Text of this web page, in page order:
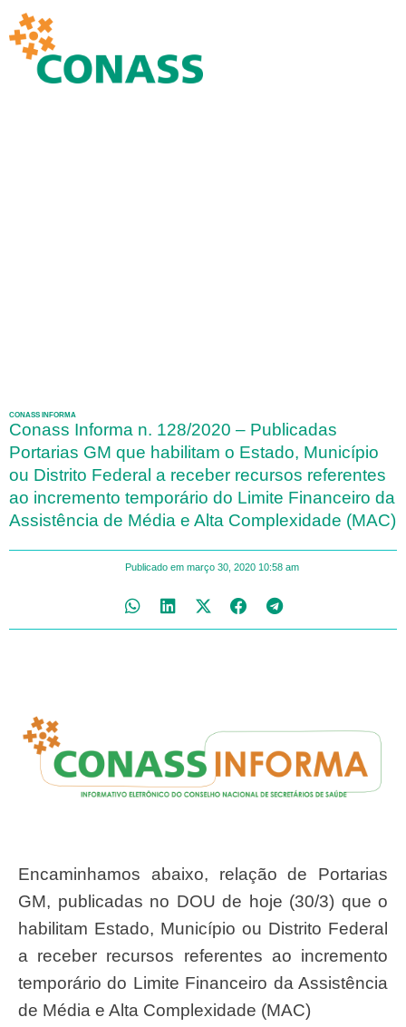
CONASS INFORMA
Conass Informa n. 128/2020 – Publicadas
Portarias GM que habilitam o Estado, Município
ou Distrito Federal a receber recursos referentes
ao incremento temporário do Limite Financeiro da
Assistência de Média e Alta Complexidade (MAC)
Publicado em março 30, 2020 10:58 am
Encaminhamos abaixo, relação de Portarias
GM, publicadas no DOU de hoje (30/3) que o
habilitam Estado, Município ou Distrito Federal
a receber recursos referentes ao incremento
temporário do Limite Financeiro da Assistência
de Média e Alta Complexidade (MAC)